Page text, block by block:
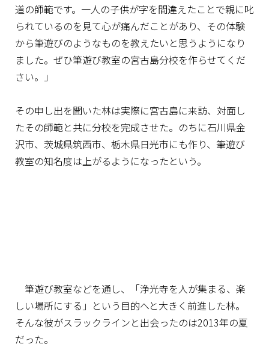
道の師範です。一人の子供が字を間違えたことで親に叱
られているのを見て心が痛んだことがあり、その体験
から筆遊びのようなものを教えたいと思うようになり
ました。ぜひ筆遊び教室の宮古島分校を作らせてくだ
さい。」
その申し出を聞いた林は実際に宮古島に来訪、対面し
たその師範と共に分校を完成させた。のちに石川県金
沢市、茨城県筑西市、栃木県日光市にも作り、筆遊び
教室の知名度は上がるようになったという。
筆遊び教室などを通し、「浄光寺を人が集まる、楽
しい場所にする」という目的へと大きく前進した林。
そんな彼がスラックラインと出会ったのは2013年の夏
だった。